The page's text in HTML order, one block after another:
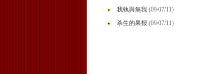
我執與無我 (09/07/11)
杀生的果报 (09/07/11)